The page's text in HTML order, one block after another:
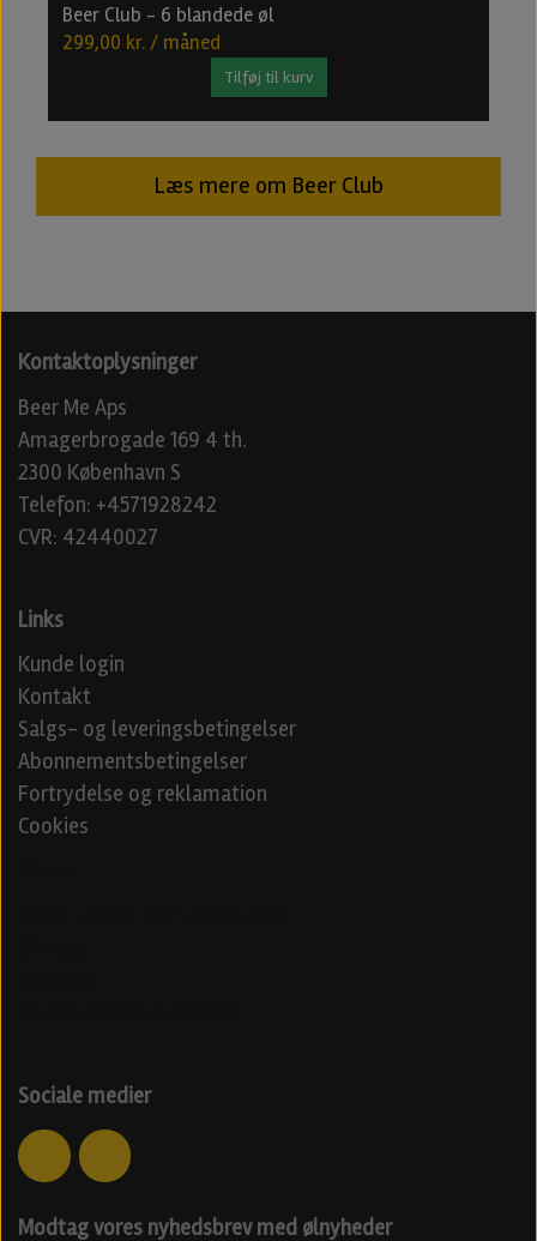
Beer Club - 6 blandede øl
299,00 kr. / måned
Tilføj til kurv
Læs mere om Beer Club
Kontaktoplysninger
Beer Me Aps
Amagerbrogade 169 4 th.
2300 København S
Telefon: +4571928242
CVR: 42440027
Links
Kunde login
Kontakt
Salgs- og leveringsbetingelser
Abonnementsbetingelser
Fortrydelse og reklamation
Cookies
Sociale medier
Modtag vores nyhedsbrev med ølnyheder